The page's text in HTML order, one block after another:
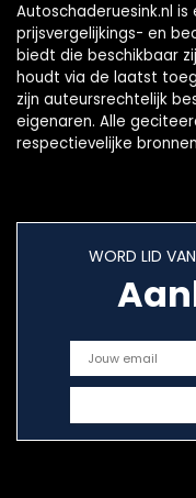
Autoschaderuesink.nl
prijsvergelijkings- en
biedt die beschikbaar
houdt via de laatst
zijn auteursrechtelijk
eigenaren. Alle
respectievelijke
WORD LID